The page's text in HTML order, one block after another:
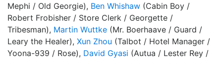
Mephi / Old Georgie), Ben Whishaw (Cabin Boy /
Robert Frobisher / Store Clerk / Georgette /
Tribesman), Martin Wuttke (Mr. Boerhaave / Guard /
Leary the Healer), Xun Zhou (Talbot / Hotel Manager /
Yoona-939 / Rose), David Gyasi (Autua / Lester Rey /